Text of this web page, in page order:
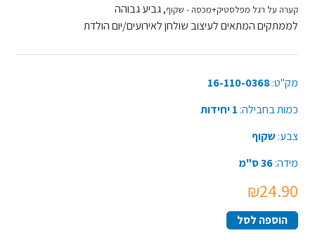
קערה על רגל מפלסטיק+מכסה - שקוף, גביע גבוהה
לממתקים המתאים לעיצוב שולחן לאירועים/יום הולדת
מק"ט:16-110-0368
כמות בחבילה: 1 יחידות
צבע: שקוף
מידה:36 ס"מ
₪24.90
הוספה לסל